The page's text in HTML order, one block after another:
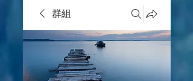
群組